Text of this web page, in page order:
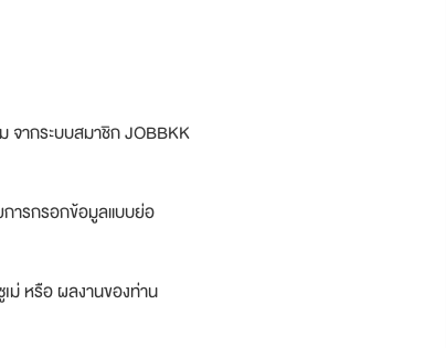
จากระบบสมาชิก JOBBKK
การกรอกข้อมูลแบบย่อ
ม่ หรือ ผลงานของท่าน